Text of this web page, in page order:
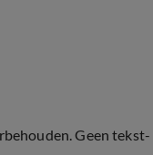
Geen tekst-